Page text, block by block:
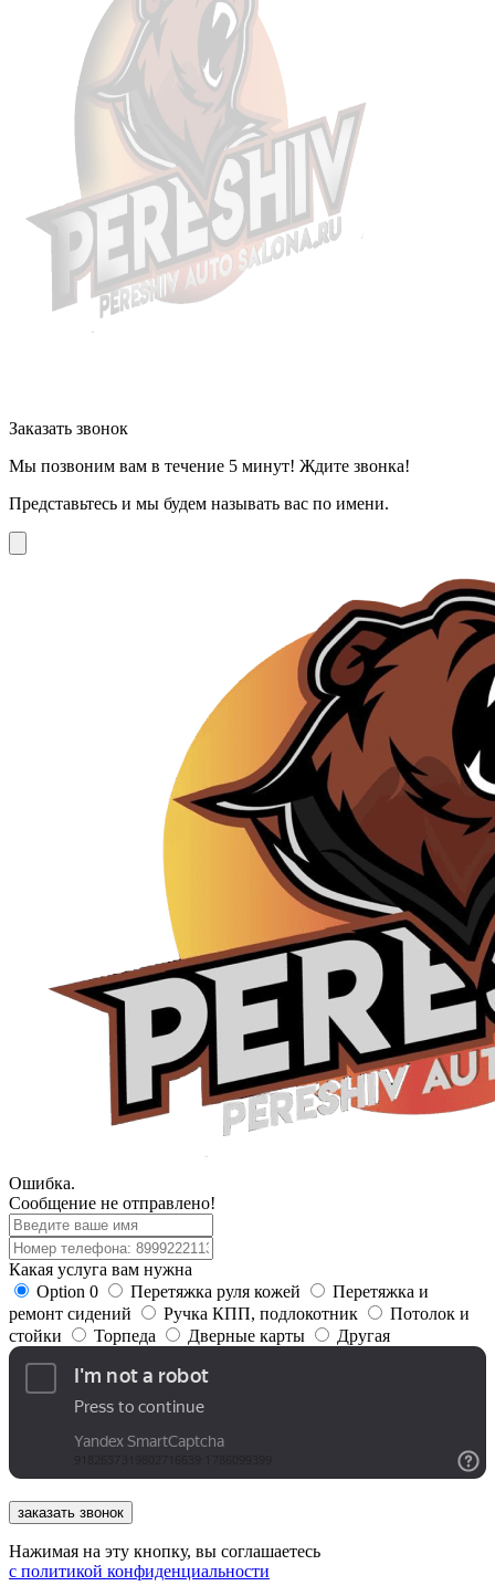
Заказать звонок
Мы позвоним вам в течение 5 минут! Ждите звонка!
Представьтесь и мы будем называть вас по имени.
Ошибка.
Сообщение не отправлено!
Какая услуга вам нужна
Option 0
Перетяжка руля кожей
Перетяжка и
ремонт сидений
Ручка КПП, подлокотник
Потолок и
стойки
Торпеда Дверные карты Другая
заказать звонок
Нажимая на эту кнопку, вы соглашаетесь
с политикой конфиденциальности